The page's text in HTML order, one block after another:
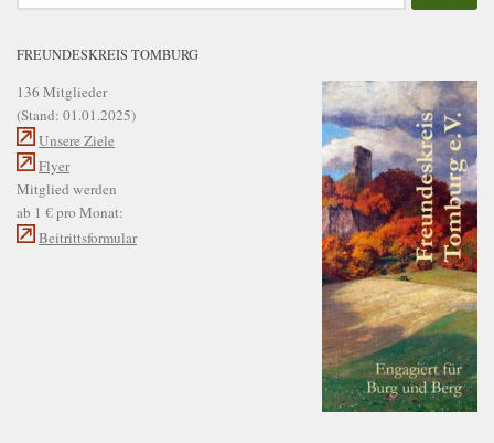
FREUNDESKREIS TOMBURG
136 Mitglieder
(Stand: 01.01.2025)
Unsere Ziele
Flyer
Mitglied werden
ab 1 € pro Monat:
Beitrittsformular